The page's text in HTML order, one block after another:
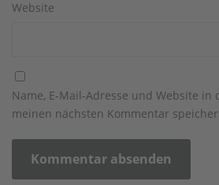
Website
Name, E-Mail-Adresse und Website in
meinen nächsten Kommentar